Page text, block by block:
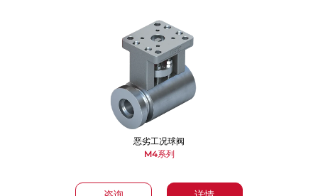
恶劣工况球阀
M4系列